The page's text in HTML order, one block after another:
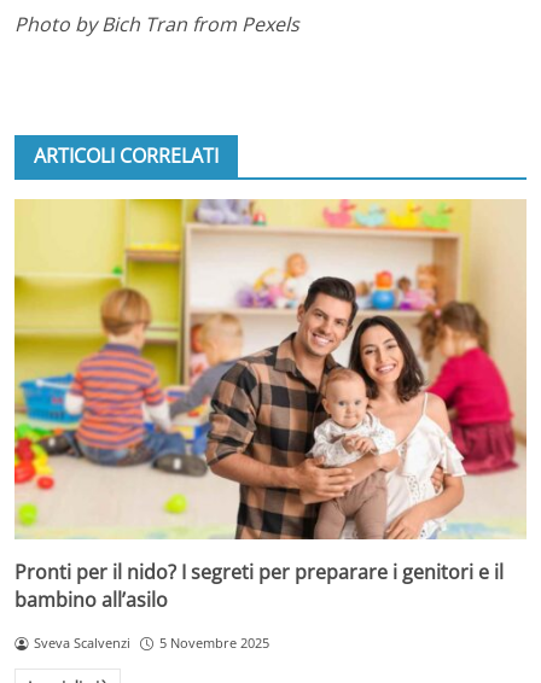
Photo by Bich Tran from Pexels
ARTICOLI CORRELATI
Pronti per il nido? I segreti per preparare i genitori e il
bambino all’asilo
Sveva Scalvenzi 5 Novembre 2025